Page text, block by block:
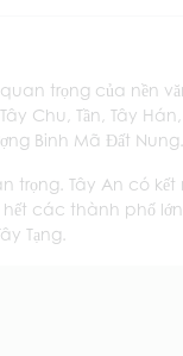
trọng của nền
Chu, Tần, Tây
Binh Mã Đất Nung.
Tây An có
các thành phố
Tạng.